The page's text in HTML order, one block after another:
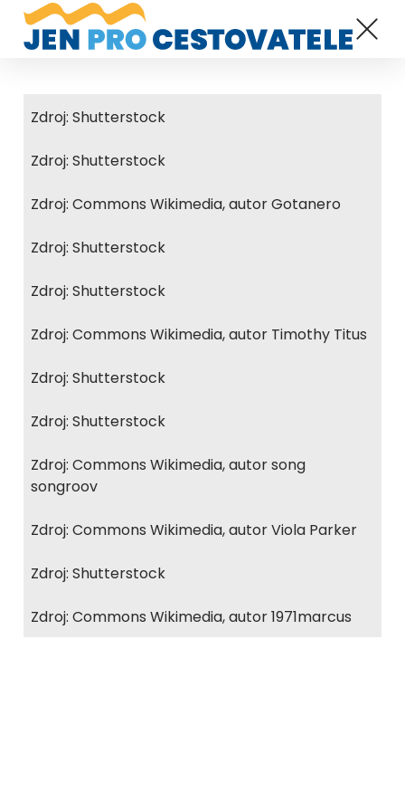
Zdroj: Shutterstock
Zdroj: Shutterstock
Zdroj: Commons Wikimedia, autor Gotanero
Zdroj: Shutterstock
Zdroj: Shutterstock
Zdroj: Commons Wikimedia, autor Timothy Titus
Zdroj: Shutterstock
Zdroj: Shutterstock
Zdroj: Commons Wikimedia, autor song
songroov
Zdroj: Commons Wikimedia, autor Viola Parker
Zdroj: Shutterstock
Zdroj: Commons Wikimedia, autor 1971marcus